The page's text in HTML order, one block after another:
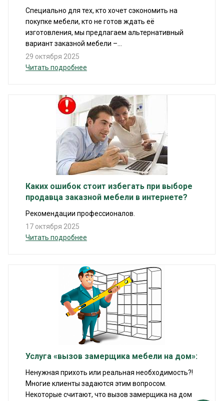
Специально для тех, кто хочет сэкономить на
покупке мебели, кто не готов ждать её
изготовления, мы предлагаем альтернативный
вариант заказной мебели –...
29 октября 2025
Читать подробнее
Каких ошибок стоит избегать при выборе
продавца заказной мебели в интернете?
Рекомендации профессионалов.
17 октября 2025
Читать подробнее
Услуга «вызов замерщика мебели на дом»:
Ненужная прихоть или реальная необходимость?!
Многие клиенты задаются этим вопросом.
Некоторые считают, что вызов замерщика на дом